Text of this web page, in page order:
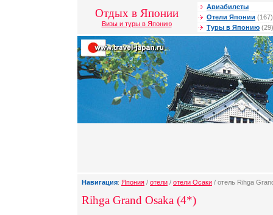
Отдых в Японии
Визы и туры в Японию
Авиабилеты
Отели Японии (167)
Туры в Японию (29)
Навигация: Япония / отели / отели Осаки / отель Rihga
Rihga Grand Osaka (4*)